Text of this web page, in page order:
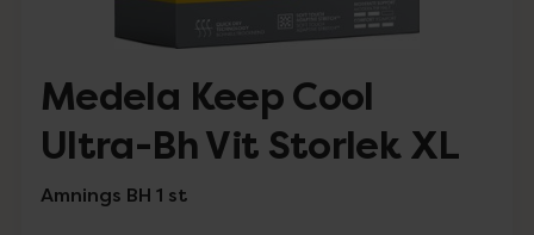
Medela Keep Cool
Ultra-Bh Vit Storlek XL
Amnings BH 1 st